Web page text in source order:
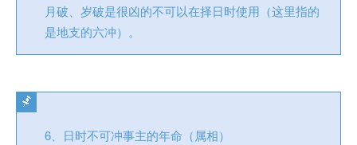
月破、岁破是很凶的不可以在择日时使用（这里指的
是地支的六冲）。
6、日时不可冲事主的年命（属相）